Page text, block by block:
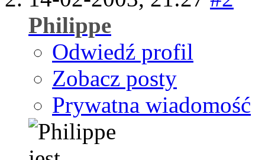
Philippe
Odwiedź profil
Zobacz posty
Prywatna wiadomość